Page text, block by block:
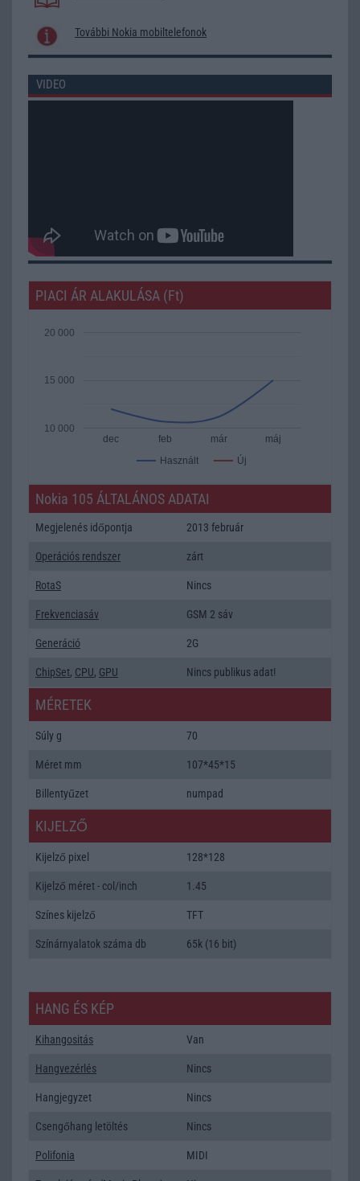
További Nokia mobiltelefonok
VIDEO
PIACI ÁR ALAKULÁSA (Ft)
Használt Új
dec feb már máj
10 000
15 000
20 000
Nokia 105 ÁLTALÁNOS ADATAI
Megjelenés időpontja 2013 február
Operációs rendszer zárt
RotaS Nincs
Frekvenciasáv GSM 2 sáv
Generáció 2G
ChipSet, CPU, GPU Nincs publikus adat!
MÉRETEK
Súly g 70
Méret mm 107*45*15
Billentyűzet numpad
KIJELZŐ
Kijelző pixel 128*128
Kijelző méret - col/inch 1.45
Színes kijelző TFT
Színárnyalatok száma db 65k (16 bit)
HANG ÉS KÉP
Kihangositás Van
Hangvezérlés Nincs
Hangjegyzet Nincs
Csengőhang letöltés Nincs
Polifonia MIDI